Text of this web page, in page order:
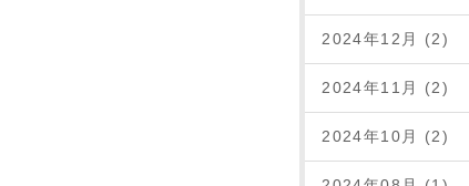
2024年12月 (2)
2024年11月 (2)
2024年10月 (2)